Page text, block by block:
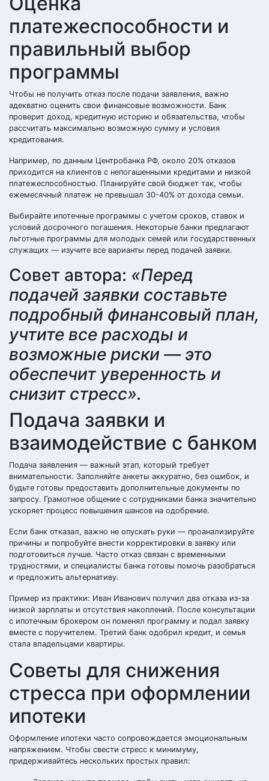
платежеспособности и
правильный выбор
программы
Чтобы не получить отказ после подачи заявления, важно
адекватно оценить свои финансовые возможности. Банк
проверит доход, кредитную историю и обязательства, чтобы
рассчитать максимально возможную сумму и условия
кредитования.
Например, по данным Центробанка РФ, около 20% отказов
приходится на клиентов с непогашенными кредитами и низкой
платежеспособностью. Планируйте свой бюджет так, чтобы
ежемесячный платеж не превышал 30-40% от дохода семьи.
Выбирайте ипотечные программы с учетом сроков, ставок и
условий досрочного погашения. Некоторые банки предлагают
льготные программы для молодых семей или государственных
служащих — изучите все варианты перед подачей заявки.
Совет автора: «Перед
подачей заявки составьте
подробный финансовый план,
учтите все расходы и
возможные риски — это
обеспечит уверенность и
снизит стресс».
Подача заявки и
взаимодействие с банком
Подача заявления — важный этап, который требует
внимательности. Заполняйте анкеты аккуратно, без ошибок, и
будьте готовы предоставить дополнительные документы по
запросу. Грамотное общение с сотрудниками банка значительно
ускоряет процесс повышения шансов на одобрение.
Если банк отказал, важно не опускать руки — проанализируйте
причины и попробуйте внести корректировки в заявку или
подготовиться лучше. Часто отказ связан с временными
трудностями, и специалисты банка готовы помочь разобраться
и предложить альтернативу.
Пример из практики: Иван Иванович получил два отказа из-за
низкой зарплаты и отсутствия накоплений. После консультации
с ипотечным брокером он поменял программу и подал заявку
вместе с поручителем. Третий банк одобрил кредит, и семья
стала владельцами квартиры.
Советы для снижения
стресса при оформлении
ипотеки
Оформление ипотеки часто сопровождается эмоциональным
напряжением. Чтобы свести стресс к минимуму,
придерживайтесь нескольких простых правил: